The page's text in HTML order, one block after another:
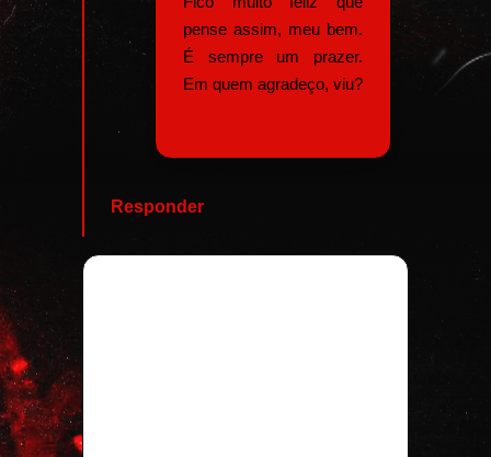
pense assim, meu bem.
É sempre um prazer.
Em quem agradeço, viu?
Responder